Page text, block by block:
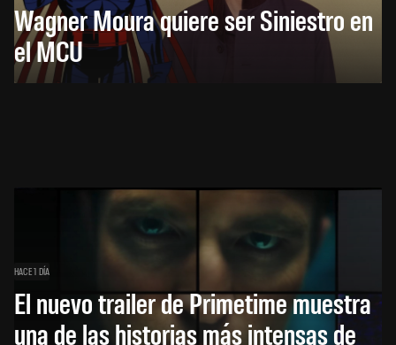
Wagner Moura quiere ser Siniestro en
el MCU
HACE 1 DÍA
El nuevo trailer de Primetime muestra
una de las historias más intensas de